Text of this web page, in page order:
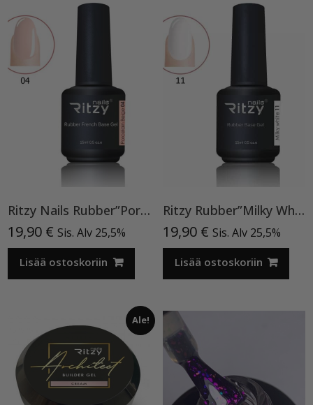
Ritzy Nails Rubber”Porcelain Beige” 04,15ml
19,90 € Sis. Alv 25,5%
Lisää ostoskoriin
Ritzy Rubber”Milky White”11 , alusgeeli
19,90 € Sis. Alv 25,5%
Lisää ostoskoriin
Ale!